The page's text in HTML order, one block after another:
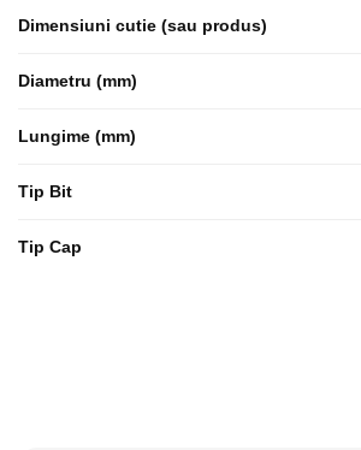
Dimensiuni cutie (sau produs)
Diametru (mm)
Lungime (mm)
Tip Bit
Tip Cap